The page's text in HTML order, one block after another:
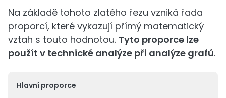
Na základě tohoto zlatého řezu vzniká řada
proporcí, které vykazují přímý matematický
vztah s touto hodnotou. Tyto proporce lze
použít v technické analýze při analýze grafů.
Hlavní proporce